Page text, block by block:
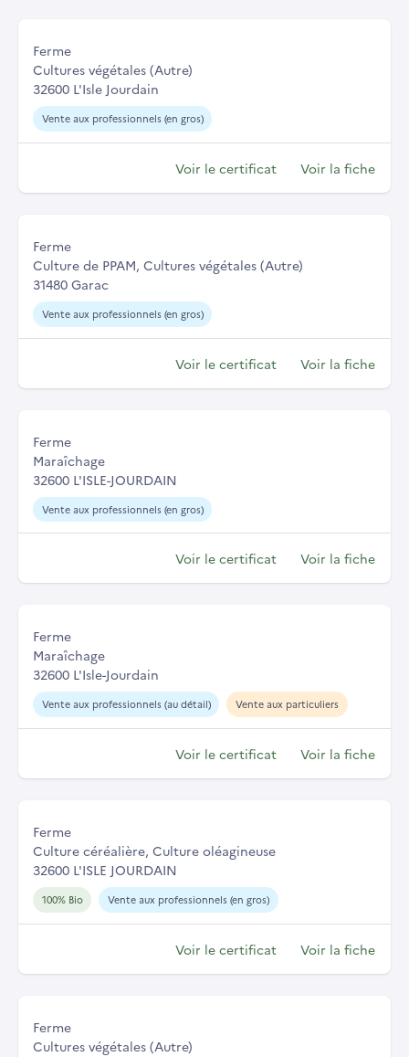
Ferme
Cultures végétales (Autre)
32600 L'Isle Jourdain
Vente aux professionnels (en gros)
Voir le certificat Voir la fiche
Ferme
Culture de PPAM, Cultures végétales (Autre)
31480 Garac
Vente aux professionnels (en gros)
Voir le certificat Voir la fiche
Ferme
Maraîchage
32600 L'ISLE-JOURDAIN
Vente aux professionnels (en gros)
Voir le certificat Voir la fiche
Ferme
Maraîchage
32600 L'Isle-Jourdain
Vente aux professionnels (au détail) Vente aux particuliers
Voir le certificat Voir la fiche
Ferme
Culture céréalière, Culture oléagineuse
32600 L'ISLE JOURDAIN
100% Bio Vente aux professionnels (en gros)
Voir le certificat Voir la fiche
Ferme
Cultures végétales (Autre)